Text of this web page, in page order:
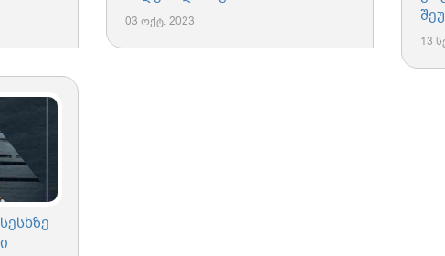
03 ოქტ. 2023
13